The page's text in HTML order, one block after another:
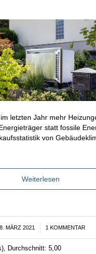
letzten Jahr mehr
statt fossile
von
Weiterlesen
MÄRZ 2021
/ 1 KOMMENTAR
Durchschnitt: 5,00